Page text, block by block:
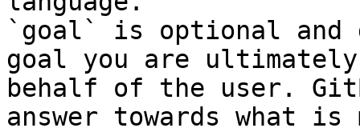
`goal` is optional and
goal you are
behalf of the user.
answer towards what